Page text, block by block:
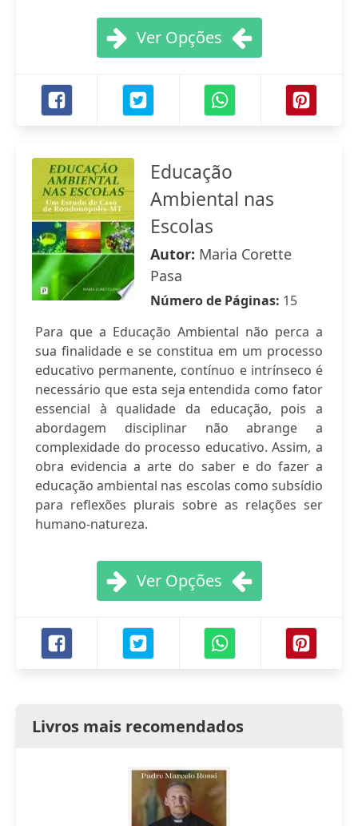
Ver Opções
Educação
Ambiental nas
Escolas
Autor: Maria Corette
Pasa
Número de Páginas: 15
Para que a Educação Ambiental não perca a
sua finalidade e se constitua em um processo
educativo permanente, contínuo e intrínseco é
necessário que esta seja entendida como fator
essencial à qualidade da educação, pois a
abordagem disciplinar não abrange a
complexidade do processo educativo. Assim, a
obra evidencia a arte do saber e do fazer a
educação ambiental nas escolas como subsídio
para reflexões plurais sobre as relações ser
humano-natureza.
Ver Opções
Livros mais recomendados